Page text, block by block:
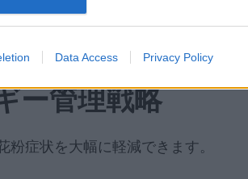
Data Access Privacy Policy
追跡し、外出計画を立てる際の判
の悪化を未然に防ぐことができま
ー管理戦略
症状を大幅に軽減できます。